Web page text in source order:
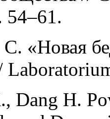
«Новая
Dang H.